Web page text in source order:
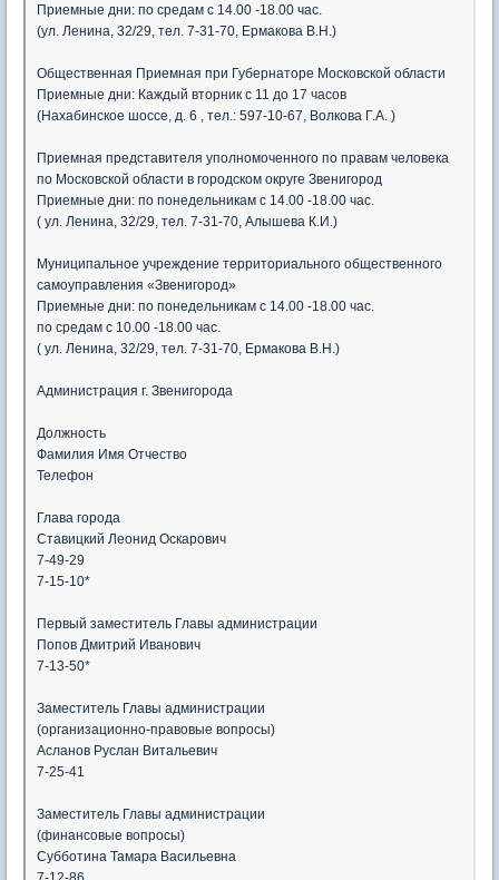
Приемные дни: по средам с 14.00 -18.00 час.
(ул. Ленина, 32/29, тел. 7-31-70, Ермакова В.Н.)
Общественная Приемная при Губернаторе Московской области
Приемные дни: Каждый вторник с 11 до 17 часов
(Нахабинское шоссе, д. 6 , тел.: 597-10-67, Волкова Г.А. )
Приемная представителя уполномоченного по правам человека
по Московской области в городском округе Звенигород
Приемные дни: по понедельникам с 14.00 -18.00 час.
( ул. Ленина, 32/29, тел. 7-31-70, Алышева К.И.)
Муниципальное учреждение территориального общественного
самоуправления «Звенигород»
Приемные дни: по понедельникам с 14.00 -18.00 час.
по средам с 10.00 -18.00 час.
( ул. Ленина, 32/29, тел. 7-31-70, Ермакова В.Н.)
Администрация г. Звенигорода
Должность
Фамилия Имя Отчество
Телефон
Глава города
Ставицкий Леонид Оскарович
7-49-29
7-15-10*
Первый заместитель Главы администрации
Попов Дмитрий Иванович
7-13-50*
Заместитель Главы администрации
(организационно-правовые вопросы)
Асланов Руслан Витальевич
7-25-41
Заместитель Главы администрации
(финансовые вопросы)
Субботина Тамара Васильевна